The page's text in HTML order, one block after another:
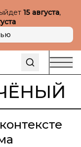
15 августа,